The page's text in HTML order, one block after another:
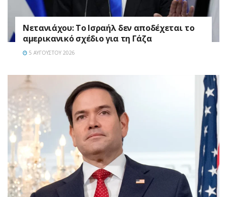
Νετανιάχου: Το Ισραήλ δεν αποδέχεται το
αμερικανικό σχέδιο για τη Γάζα
5 ΑΥΓΟΎΣΤΟΥ 2026